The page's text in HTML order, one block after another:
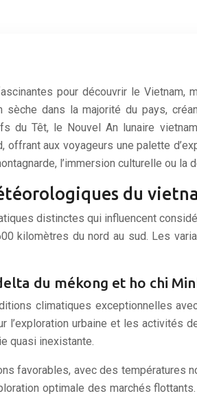
pour découvrir le Vietnam,
dans la majorité du pays,
du Têt, le Nouvel An lunaire
offrant aux voyageurs une palette
l’immersion culturelle ou la
du
distinctes qui influencent
kilomètres du nord au sud. Les
du mékong et ho chi
climatiques exceptionnelles
l’exploration urbaine et les
quasi inexistante.
favorables, avec des températures
optimale des marchés